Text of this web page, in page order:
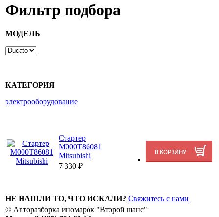
Фильтр подбора
МОДЕЛЬ
КАТЕГОРИЯ
электрооборудование
Стартер
M000T86081
Mitsubishi
7 330 ₽
НЕ НАШЛИ ТО, ЧТО ИСКАЛИ? Свяжитесь с нами
© Авторазборка иномарок "Второй шанс"